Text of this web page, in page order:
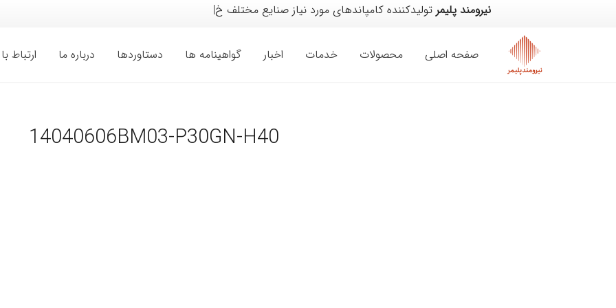
نیرومند پلیمر تولیدکننده کامپاندهای مورد نیاز صنایع مختلف خودرو
صفحه اصلی محصولات خدمات اخبار گواهینامه ها دستاوردها درباره ما ارتباط
14040606BM03-P30GN-H40